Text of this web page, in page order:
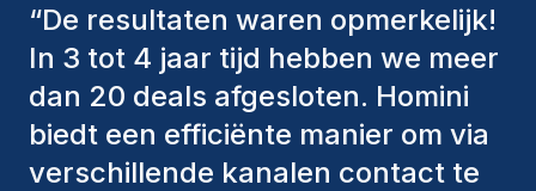
“De consultants van Homini
hebben altijd verschillende
factoren in overweging genomen
om ons de juiste kandidaten aan te
bieden. De mensen die we hebben